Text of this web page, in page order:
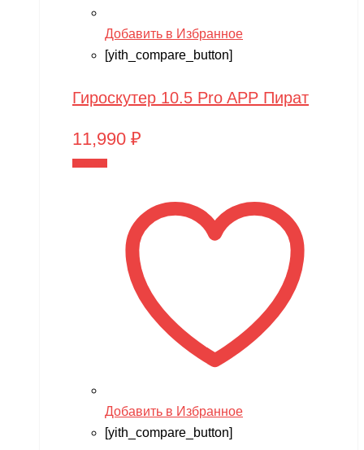
Добавить в Избранное
[yith_compare_button]
Гироскутер 10.5 Pro APP Пират
11,990 ₽
Добавить в Избранное
[yith_compare_button]